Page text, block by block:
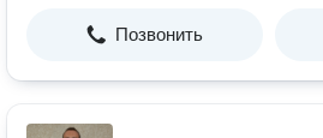
Позвонить